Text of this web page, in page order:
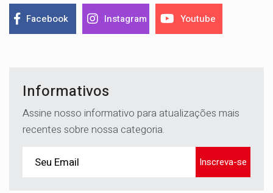
Facebook Instagram Youtube
Informativos
Assine nosso informativo para atualizações mais
recentes sobre nossa categoria.
Inscreva-se